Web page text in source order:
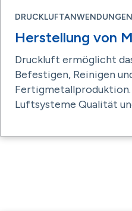
DRUCKLUFTANWENDUNGEN
Herstellung von
Druckluft ermöglicht
Befestigen, Reinigen
Luftsysteme Qualität